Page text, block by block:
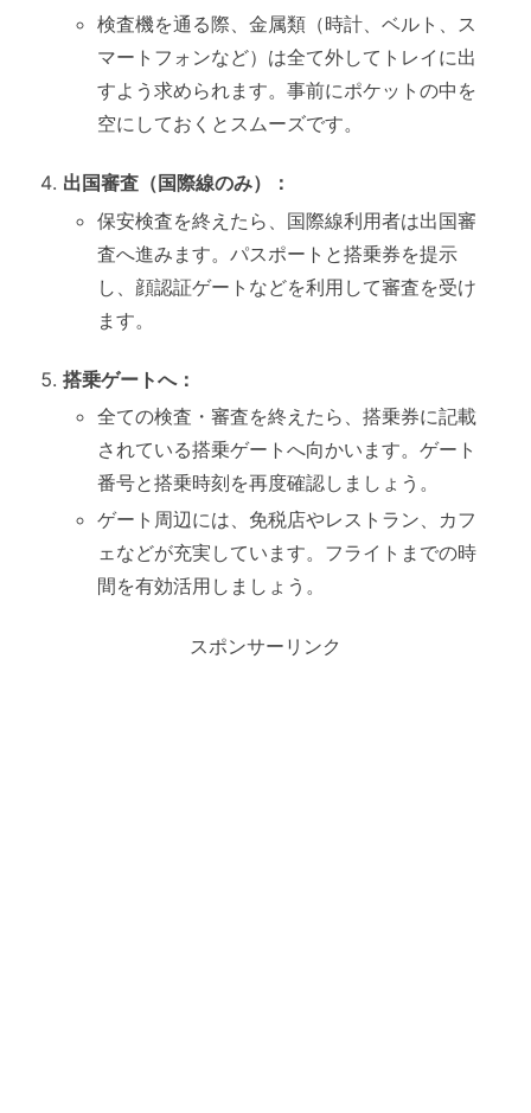
検査機を通る際、金属類（時計、ベルト、ス
マートフォンなど）は全て外してトレイに出
すよう求められます。事前にポケットの中を
空にしておくとスムーズです。
出国審査（国際線のみ）：
保安検査を終えたら、国際線利用者は出国審
査へ進みます。パスポートと搭乗券を提示
し、顔認証ゲートなどを利用して審査を受け
ます。
搭乗ゲートへ：
全ての検査・審査を終えたら、搭乗券に記載
されている搭乗ゲートへ向かいます。ゲート
番号と搭乗時刻を再度確認しましょう。
ゲート周辺には、免税店やレストラン、カフ
ェなどが充実しています。フライトまでの時
間を有効活用しましょう。
スポンサーリンク